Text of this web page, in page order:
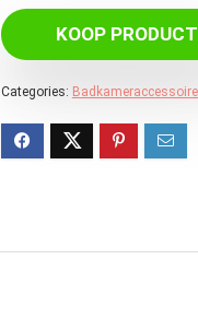
KOOP PRODUCT
Categories: